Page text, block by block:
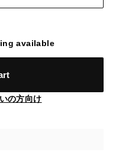
available
の方向け